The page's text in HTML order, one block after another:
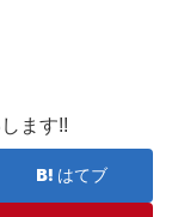
ます!!
はてブ